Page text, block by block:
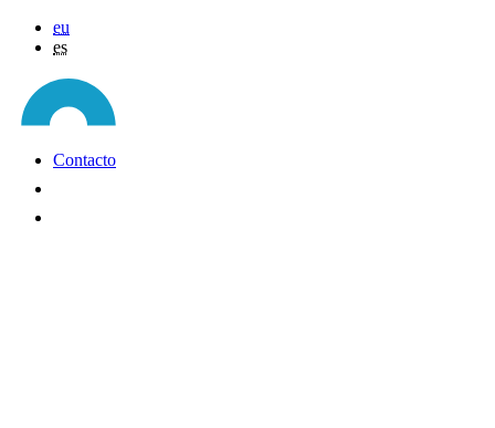
eu
es
Contacto